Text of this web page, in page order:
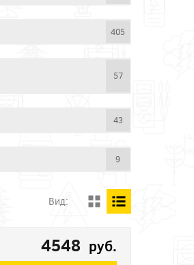
405
57
43
9
Вид:
4548 руб.